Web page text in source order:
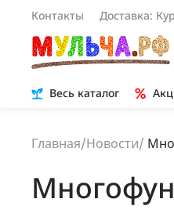
Контакты Доставка:
Весь каталог
Главная/Новости/